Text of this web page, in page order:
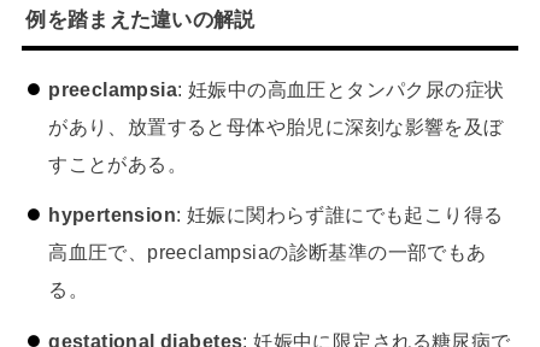
例を踏まえた違いの解説
preeclampsia: 妊娠中の高血圧とタンパク尿の症状
があり、放置すると母体や胎児に深刻な影響を及ぼ
すことがある。
hypertension: 妊娠に関わらず誰にでも起こり得る
高血圧で、preeclampsiaの診断基準の一部でもあ
る。
gestational diabetes: 妊娠中に限定される糖尿病で